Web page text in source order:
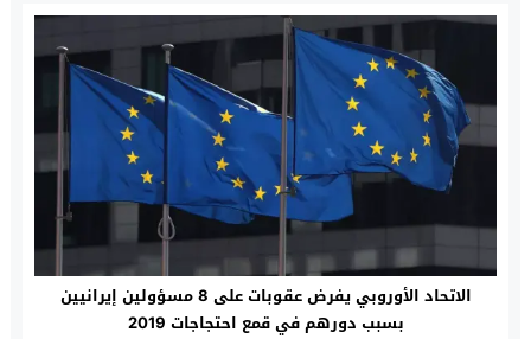
الاتحاد الأوروبي يفرض عقوبات على 8 مسؤولين إيرانيين
بسبب دورهم في قمع احتجاجات 2019